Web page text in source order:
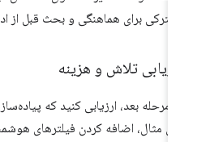
برای هماهنگی و بحث قبل از
تلاش و هزینه
مرحله بعد، ارزیابی کنید که
مثال، اضافه کردن فیلترهای